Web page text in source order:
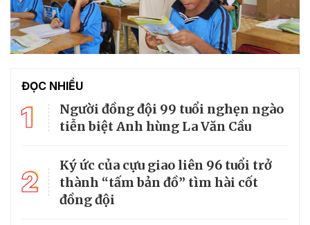
ĐỌC NHIỀU
1
Người đồng đội 99 tuổi nghẹn ngào
tiễn biệt Anh hùng La Văn Cầu
2
Ký ức của cựu giao liên 96 tuổi trở
thành “tấm bản đồ” tìm hài cốt
đồng đội